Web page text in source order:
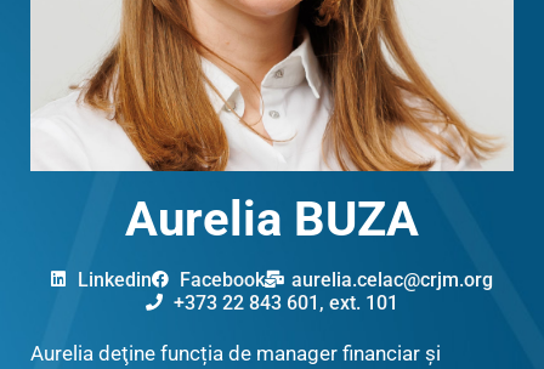
Aurelia BUZA
Linkedin Facebook
aurelia.celac@crjm.org
+373 22 843 601, ext. 101
Aurelia deţine funcția de manager financiar şi